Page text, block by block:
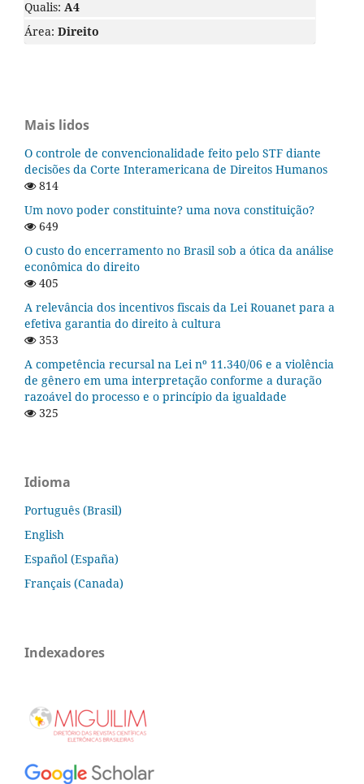
Qualis: A4
Área: Direito
Mais lidos
O controle de convencionalidade feito pelo STF diante
decisões da Corte Interamericana de Direitos Humanos
814
Um novo poder constituinte? uma nova constituição?
649
O custo do encerramento no Brasil sob a ótica da análise
econômica do direito
405
A relevância dos incentivos fiscais da Lei Rouanet para a
efetiva garantia do direito à cultura
353
A competência recursal na Lei nº 11.340/06 e a violência
de gênero em uma interpretação conforme a duração
razoável do processo e o princípio da igualdade
325
Idioma
Português (Brasil)
English
Español (España)
Français (Canada)
Indexadores